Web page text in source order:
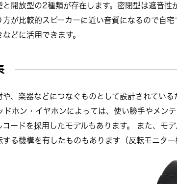
と開放型の2種類が存在します。密閉型は遮音
方が比較的スピーカーに近い音質になるので自
どに活用できます。
や、楽器などにつなぐものとして設計されてい
ドホン・イヤホンによっては、使い勝手やメン
コードを採用したモデルもあります。 また、モ
する機構を有したものもあります（反転モニター